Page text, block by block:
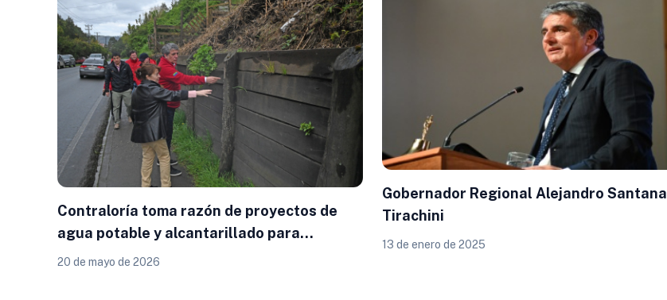
Contraloría toma razón de proyectos de
agua potable y alcantarillado para
Dalcahue y Calbuco impulsados por el
20 de mayo de 2026
Gobernador Regional Alejandro Santana
Tirachini
13 de enero de 2025